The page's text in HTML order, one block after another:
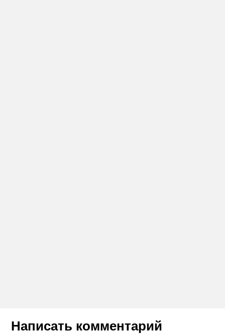
Написать комментарий